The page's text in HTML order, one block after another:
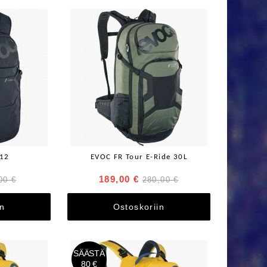
€
EVOC FR Tour E-Ride 30L
189,00 € 280,00 €
Ostoskoriin
SÄÄSTÄ
80 €